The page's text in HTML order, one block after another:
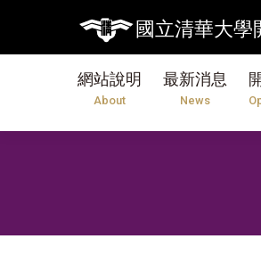
國立清華大學
網站說明
About
最新消息
News